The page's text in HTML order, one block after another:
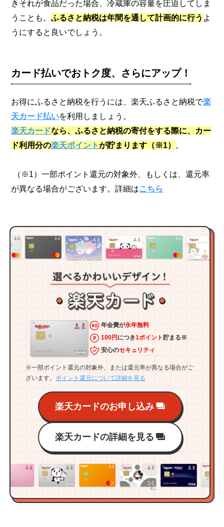
きそれが食品だった場合、冷蔵庫の容量を圧迫してしま
うことも。ふるさと納税は年間を通して計画的に行う よ
うにすると良いでしょう。
カード払いでおトク度、さらにアップ！
お得にふるさと納税を行うには、楽天ふるさと納税で楽
天カード払いを利用しましょう。
楽天カードなら、ふるさと納税の寄付をする際に、カー
ド利用分の楽天ポイントが貯まります（※1） 。
（※1）一部ポイント還元の対象外、もしくは、還元率
が異なる場合がございます。詳細はこちら
年会費が永年無料
100円 につき1ポイント貯まる※
安心のセキュリティ
※一部ポイント還元の対象外、または還元率が異なる場合がご
ざいます。ポイント還元について詳細を見る
楽天カードのお申し込み
楽天カードの詳細を見る